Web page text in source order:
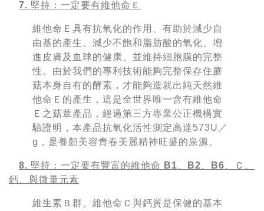
7. 堅持：一定要有維他命Ｅ
維他命Ｅ具有抗氧化的作用、有助於減少自
由基的產生、減少不飽和脂肪酸的氧化、增
進皮膚及血球的健康、並維持細胞膜的完整
性。由於我們的專利技術能夠完整保存住蘑
菇本身自有的酵素，才能夠造就出純天然維
他命Ｅ的產生，這是全世界唯一含有維他命
Ｅ之菇蕈產品，經過第三方專業公正機構實
驗證明，本產品抗氧化活性測定高達573U／
g，是養顏美容青春美麗精神旺盛的泉源。
8. 堅持：一定要有豐富的維他命 B1、B2、B6、Ｃ、
鈣、與微量元素
維生素Ｂ群、維他命Ｃ與鈣質是保健的基本